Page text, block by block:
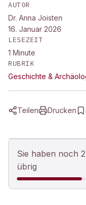
AUTOR
Dr. Anna Joisten
16. Januar 2026
LESEZEIT
1 Minute
RUBRIK
Geschichte &
Teilen Drucken
Sie haben noch
übrig